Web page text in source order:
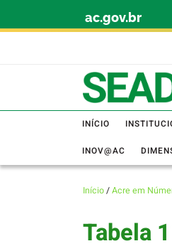
ac.gov.br
INÍCIO
INOV@AC
Início/Acre em
Tabela